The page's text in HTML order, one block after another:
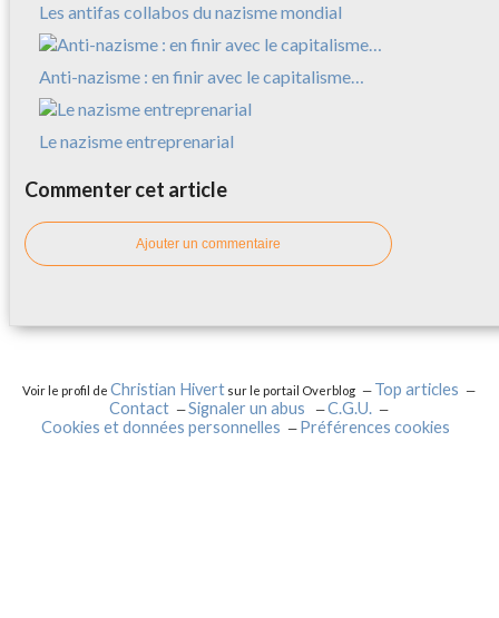
Les antifas collabos du nazisme mondial
Anti-nazisme : en finir avec le capitalisme…
Le nazisme entreprenarial
Commenter cet article
Ajouter un commentaire
Voir le profil deChristian Hivert sur le portail Overblog
Top articles
Contact
Signaler un abus
C.G.U.
Cookies et données personnelles
Préférences cookies